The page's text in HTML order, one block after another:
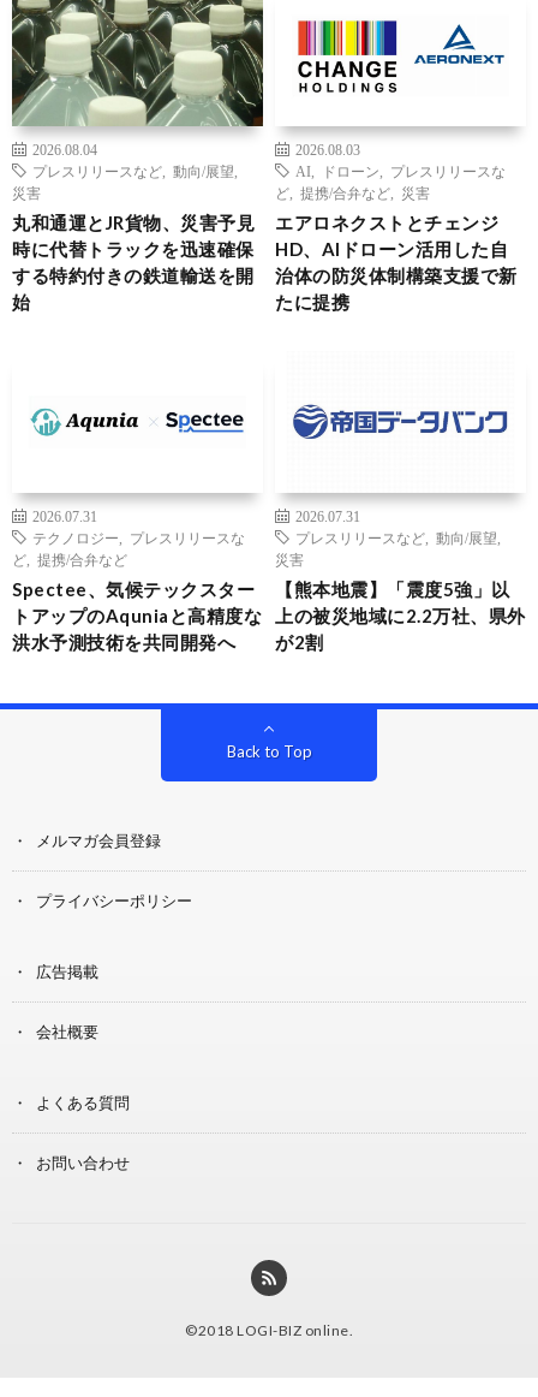
2026.08.04
プレスリリースなど
動向/展望
災害
丸和通運とJR貨物、災害予見
時に代替トラックを迅速確保
する特約付きの鉄道輸送を開
始
2026.08.03
AI
ドローン
プレスリリースな
ど
提携/合弁など 災害
エアロネクストとチェンジ
HD、AIドローン活用した自
治体の防災体制構築支援で新
たに提携
2026.07.31
テクノロジー
プレスリリースな
ど
提携/合弁など
Spectee、気候テックスター
トアップのAquniaと高精度な
洪水予測技術を共同開発へ
2026.07.31
プレスリリースなど
動向/展望
災害
【熊本地震】「震度5強」以
上の被災地域に2.2万社、県外
が2割
Back to Top
メルマガ会員登録
プライバシーポリシー
広告掲載
会社概要
よくある質問
お問い合わせ
©2018 LOGI-BIZ online